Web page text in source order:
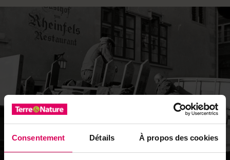
Consentement Détails À propos des cookies